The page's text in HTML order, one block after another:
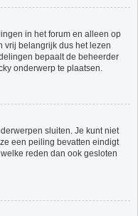
in het forum en alleen op
vrij belangrijk dus het lezen
bepaalt de beheerder
onderwerp te plaatsen.
sluiten. Je kunt niet
een peiling bevatten eindigt
reden dan ook gesloten